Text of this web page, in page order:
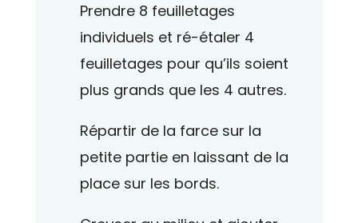
Prendre 8 feuilletages
individuels et ré-étaler 4
feuilletages pour qu’ils soient
plus grands que les 4 autres.
Répartir de la farce sur la
petite partie en laissant de la
place sur les bords.